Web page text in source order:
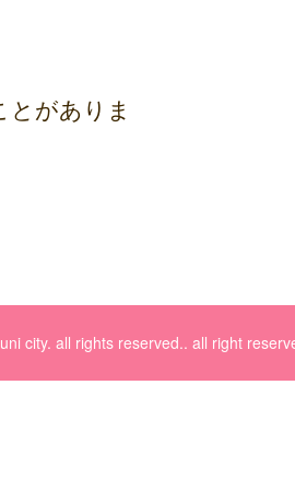
がありま
city. all rights reserved.. all right